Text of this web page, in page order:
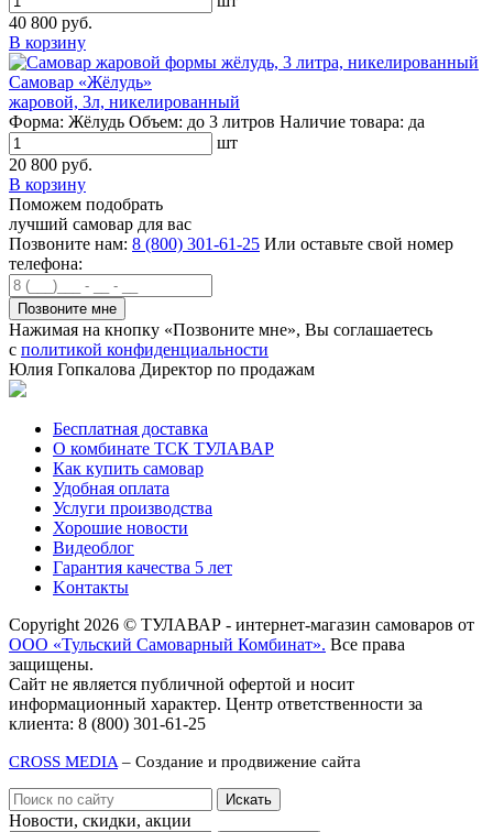
40 800 руб.
В корзину
Самовар «Жёлудь»
жаровой, 3л, никелированный
Форма: Жёлудь Объем: до 3 литров Наличие товара: да
шт
20 800 руб.
В корзину
Поможем подобрать
лучший самовар для вас
Позвоните нам: 8 (800) 301-61-25 Или оставьте свой номер
телефона:
Нажимая на кнопку «Позвоните мне», Вы соглашаетесь
с политикой конфиденциальности
Юлия Гопкалова Директор по продажам
Бесплатная доставка
О комбинате ТСК ТУЛАВАР
Как купить самовар
Удобная оплата
Услуги производства
Хорошие новости
Видеоблог
Гарантия качества 5 лет
Kонтакты
Copyright 2026 © ТУЛАВАР - интернет-магазин самоваров от
ООО «Тульский Самоварный Комбинат». Все права
защищены.
Сайт не является публичной офертой и носит
информационный характер. Центр ответственности за
клиента: 8 (800) 301-61-25
CROSS MEDIA – Создание и продвижение сайта
Новости, скидки, акции